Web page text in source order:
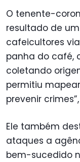
O tenente-
resultado de
cafeicultores
panha do café,
coletando
permitiu
prevenir
Ele também
ataques a
bem-sucedido